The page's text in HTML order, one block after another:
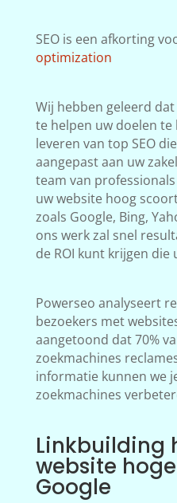
SEO is een afkorting
optimization
Wij hebben geleerd
te helpen uw doelen
leveren van top SEO
aangepast aan uw
team van
uw website hoog
zoals Google, Bing,
ons werk zal snel
de ROI kunt krijgen die
Powerseo analyseert
bezoekers met
aangetoond dat 70%
zoekmachines
informatie kunnen we
zoekmachines
Linkbuilding
website
Google